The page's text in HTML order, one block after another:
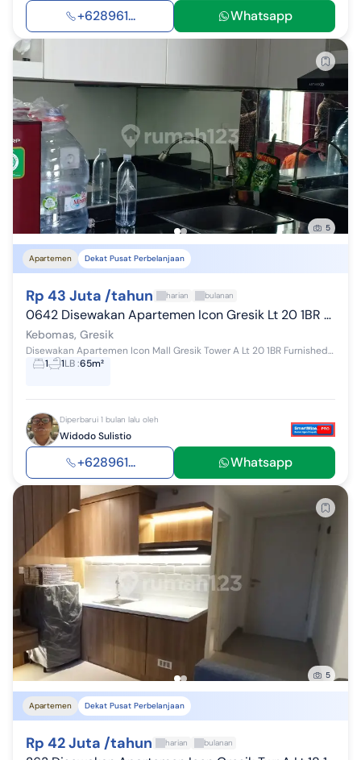
+628961... Whatsapp
5
Apartemen Dekat Pusat Perbelanjaan
Rp 43 Juta /tahun harian bulanan
0642 Disewakan Apartemen Icon Gresik Lt 20 1BR Loft Furnished
Kebomas, Gresik
Disewakan Apartemen Icon Mall Gresik Tower A Lt 20 1BR Furnished Tower Anggrek Lantai 20 Type 1BR View Laut Kondisi Furnished: - Kitchen Set denga...
1
1LB:65m²
Diperbarui 1 bulan lalu oleh
Widodo Sulistio
+628961... Whatsapp
5
Apartemen Dekat Pusat Perbelanjaan
Rp 42 Juta /tahun harian bulanan